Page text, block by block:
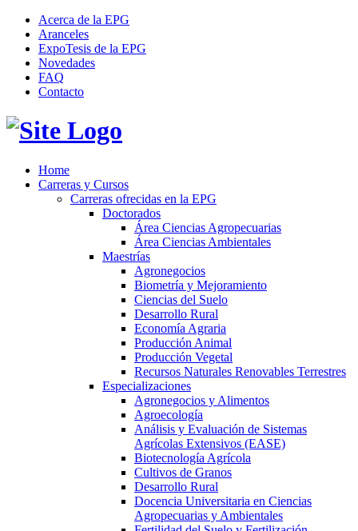
Acerca de la EPG
Aranceles
ExpoTesis de la EPG
Novedades
FAQ
Contacto
Home
Carreras y Cursos
Carreras ofrecidas en la EPG
Doctorados
Área Ciencias Agropecuarias
Área Ciencias Ambientales
Maestrías
Agronegocios
Biometría y Mejoramiento
Ciencias del Suelo
Desarrollo Rural
Economía Agraria
Producción Animal
Producción Vegetal
Recursos Naturales Renovables Terrestres
Especializaciones
Agronegocios y Alimentos
Agroecología
Análisis y Evaluación de Sistemas
Agrícolas Extensivos (EASE)
Biotecnología Agrícola
Cultivos de Granos
Desarrollo Rural
Docencia Universitaria en Ciencias
Agropecuarias y Ambientales